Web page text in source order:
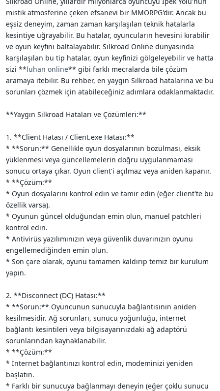
i
mistik atmosferine çeken efsanevi bir MMORPG'dir. Ancak bu
eşsiz deneyim, zaman zaman karşılaşılan teknik hatalarla
kesintiye uğrayabilir. Bu hatalar, oyuncuların hevesini kırabilir
ve oyun keyfini baltalayabilir. Silkroad Online dünyasında
karşılaşılan bu tip hatalar, oyun keyfinizi gölgeleyebilir ve hatta
sizi **luhan online** gibi farklı mecralarda bile çözüm
aramaya itebilir. Bu rehber, en yaygın Silkroad hatalarına ve bu
sorunları çözmek için atabileceğiniz adımlara odaklanmaktadır.
**Yaygın Silkroad Hataları ve Çözümleri:**
1. **Client Hatası / Client.exe Hatası:**
* **Sorun:** Genellikle oyun dosyalarının bozulması, eksik
yüklenmesi veya güncellemelerin doğru uygulanmaması
sonucu ortaya çıkar. Oyun client'i açılmaz veya aniden kapanır.
* **Çözüm:**
* Oyun dosyalarını kontrol edin ve tamir edin (eğer client'te bu
özellik varsa).
* Oyunun güncel olduğundan emin olun, manuel patchleri
kontrol edin.
* Antivirüs yazılımınızın veya güvenlik duvarınızın oyunu
engellemediğinden emin olun.
* Son çare olarak, oyunu tamamen kaldırıp temiz bir kurulum
yapın.
2. **Disconnect (DC) Hatası:**
* **Sorun:** Oyuncunun sunucuyla bağlantısının aniden
kesilmesidir. Ağ sorunları, sunucu yoğunluğu, internet
bağlantı kesintileri veya bilgisayarınızdaki ağ adaptörü
sorunlarından kaynaklanabilir.
* **Çözüm:**
* İnternet bağlantınızı kontrol edin, modeminizi yeniden
başlatın.
* Farklı bir sunucuya bağlanmayı deneyin (eğer çoklu sunucu